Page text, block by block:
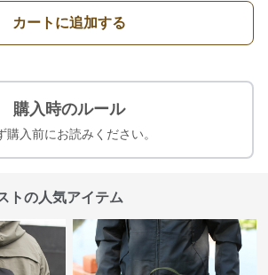
カートに追加する
購入時のルール
購入前にお読みください。
トの人気アイテム